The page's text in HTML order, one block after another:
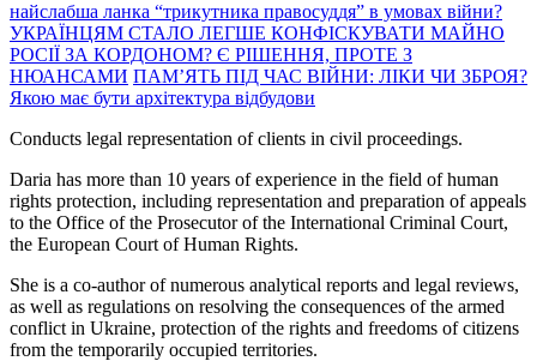
найслабша ланка “трикутника правосуддя” в умовах війни?
УКРАЇНЦЯМ СТАЛО ЛЕГШЕ КОНФІСКУВАТИ МАЙНО
РОСІЇ ЗА КОРДОНОМ? Є РІШЕННЯ, ПРОТЕ З
НЮАНСАМИ ПАМ’ЯТЬ ПІД ЧАС ВІЙНИ: ЛІКИ ЧИ ЗБРОЯ?
Якою має бути архітектура відбудови
Conducts legal representation of clients in civil proceedings.
Daria has more than 10 years of experience in the field of human
rights protection, including representation and preparation of appeals
to the Office of the Prosecutor of the International Criminal Court,
the European Court of Human Rights.
She is a co-author of numerous analytical reports and legal reviews,
as well as regulations on resolving the consequences of the armed
conflict in Ukraine, protection of the rights and freedoms of citizens
from the temporarily occupied territories.